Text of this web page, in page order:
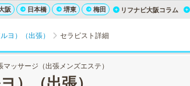
阪 日本橋 堺東 梅田 リフナビ大阪コラム
ヨ）（出張） セラピスト詳細
マッサージ（出張メンズエステ）